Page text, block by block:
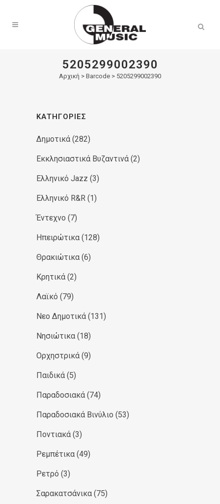
5205299002390
Αρχική > Barcode > 5205299002390
ΚΑΤΗΓΟΡΊΕΣ
Δημοτικά (282)
Εκκλησιαστικά Βυζαντινά (2)
Ελληνικό Jazz (3)
Ελληνικό R&R (1)
Έντεχνο (7)
Ηπειρώτικα (128)
Θρακιώτικα (6)
Κρητικά (2)
Λαϊκό (79)
Νεο Δημοτικά (131)
Νησιώτικα (18)
Ορχηστρικά (9)
Παιδικά (5)
Παραδοσιακά (74)
Παραδοσιακά Βινύλιο (53)
Ποντιακά (3)
Ρεμπέτικα (49)
Ρετρό (3)
Σαρακατσάνικα (75)